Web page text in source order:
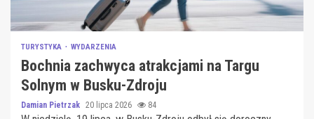
TURYSTYKA WYDARZENIA
Bochnia zachwyca atrakcjami na Targu
Solnym w Busku-Zdroju
Damian Pietrzak 20 lipca 2026 84